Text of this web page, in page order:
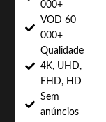
000+
VOD 60
000+
Qualidade
4K, UHD,
FHD, HD
Sem
anúncios